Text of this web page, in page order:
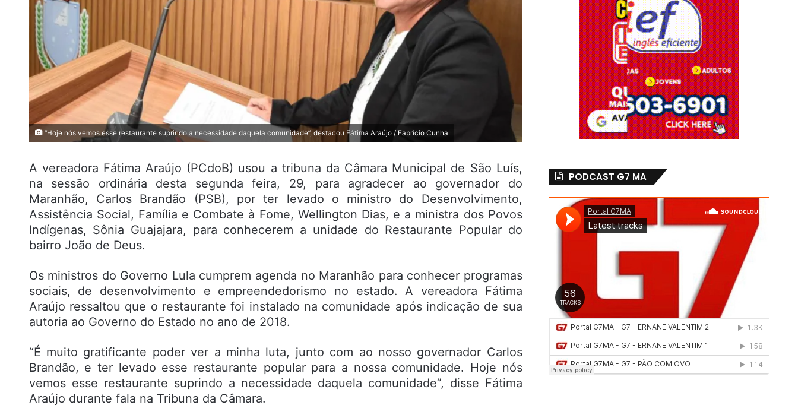
“Hoje nós vemos esse restaurante suprindo a necessidade daquela comunidade”, destacou Fátima Araújo / Fabrício Cunha
A vereadora Fátima Araújo (PCdoB) usou a tribuna da Câmara Municipal de São Luís,
na sessão ordinária desta segunda feira, 29, para agradecer ao governador do
Maranhão, Carlos Brandão (PSB), por ter levado o ministro do Desenvolvimento,
Assistência Social, Família e Combate à Fome, Wellington Dias, e a ministra dos Povos
Indígenas, Sônia Guajajara, para conhecerem a unidade do Restaurante Popular do
bairro João de Deus.
Os ministros do Governo Lula cumprem agenda no Maranhão para conhecer programas
sociais, de desenvolvimento e empreendedorismo no estado. A vereadora Fátima
Araújo ressaltou que o restaurante foi instalado na comunidade após indicação de sua
autoria ao Governo do Estado no ano de 2018.
“É muito gratificante poder ver a minha luta, junto com ao nosso governador Carlos
Brandão, e ter levado esse restaurante popular para a nossa comunidade. Hoje nós
vemos esse restaurante suprindo a necessidade daquela comunidade”, disse Fátima
Araújo durante fala na Tribuna da Câmara.
PODCAST G7 MA